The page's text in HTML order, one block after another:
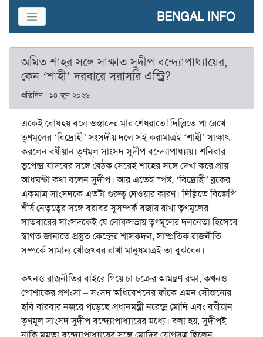
BENGAL INFO
অমিত শাহর সঙ্গে সাক্ষাত সুদীপ বন্দ্যোপাধ্যায়ের,
কেন ‘শাহী’ দরবারে সরাসরি এন্ট্রি?
প্রতিদিন | ১৪ জুন ২০২৬
একেই বোধহয় বলে ওস্তাদের মার শেষরাতে! দিল্লিতে পা রেখে
তৃণমূলের ‘বিদ্রোহী’ সংসদীয় দলে সই করামাত্রই ‘শাহী’ সাক্ষাৎ
করলেন বর্ষীয়ান তৃণমূল সাংসদ সুদীপ বন্দ্যোপাধ্যায়। শনিবার
ভূপেন্দ্র যাদবের সঙ্গে বৈঠক সেরেই শাহের সঙ্গে দেখা করে প্রায়
আধঘণ্টা কথা বলেন সুদীপ। আর এতেই স্পষ্ট, ‘বিদ্রোহী’ ব্লকের
একমাত্র সাংসদকে এতটা গুরুত্ব দেওয়ার কারণ। দিল্লিতে বিজেপি
শীর্ষ নেতৃত্বের সঙ্গে বরাবর সুসম্পর্ক বজায় রাখা তৃণমূলের
সাতবারের সাংসদকেই যে লোকসভায় তৃণমূলের দলনেতা হিসেবে
স্বাগত জানাতে প্রস্তুত কেন্দ্রের শাসকদল, সাম্প্রতিক রাজনীতি
সম্পর্কে সামান্য খোঁজখবর রাখা মানুষমাত্রই তা বুঝবেন।
কখনও রাজনীতির বাইরে গিয়ে চা-চক্রের আমন্ত্রণ রক্ষা, কখনও
পোশাকের প্রশংসা – সংসদ অধিবেশনের ফাঁকে এমন সৌজন্যের
ছবি বারবার নজরে পড়েছে প্রধানমন্ত্রী নরেন্দ্র মোদি এবং বর্ষীয়ান
তৃণমূল সাংসদ সুদীপ বন্দ্যোপাধ্যায়ের মধ্যে। বলা হয়, সুদীপই